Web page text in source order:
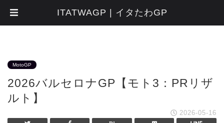
MotoGP
2026バルセロナGP【モト3：PRリザ
ルト】
2026-05-16
ITATWAGP | イタたわGP